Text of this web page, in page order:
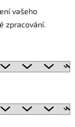
vašeho
zpracování.